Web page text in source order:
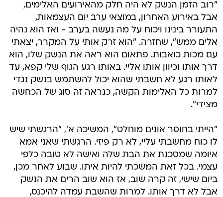
"רוב הזמן הנשק לא היה חלק מהאירועים האלימים,
אבל באירוע האחרון, במוצאי ערב יום העצמאות,
התעורר בינינו ויכוח על מה נעשה בערב - ואז הוא נהיה
אלים ממש", שחזרה. "הוא זרק אותי על המקרר, יצאתי
עם מכות כואבות. פתאום הוא ראה את הנשק שלו, הוא
דרך אותו וכיוון אותו אליי. באותו רגע הגוף שלי קפא, עד
לאותו רגע לא חשבתי שהוא יכול להשתמש בנשק נגדי
למרות כל האלימות הקשה, כנראה זה סוג של הכחשה
מצידי".
"הייתי בחוסר אונים מוחלט", המשיכה א', "הרגשתי שיש
לו כוח מחשבתי עליי, לא רק פיזי. הרגשתי שאני אמא
איומה שמסכנת את הבת שלה ואישה לא טובה כלפי
עצמי. בכל זאת המשכתי להיות איתו. שבוע לאחר מכן,
ביום שישי, זה קרה שוב, אז הוא שוב הרים את הנשק
אבל לא דרך אותו. למרות שהשבת עמדה להיכנס,